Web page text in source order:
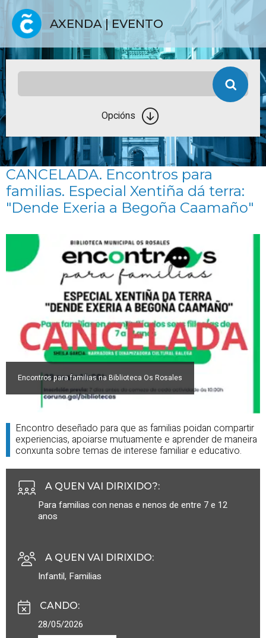
AXENDA | EVENTO
Opcións
CANCELADA. Encontros para
familias. Especial Xentiña dá terra:
"Dende Exeria a Begoña Caamaño"
Encontros para familias na Biblioteca Os Rosales
Encontro deseñado para que as familias poidan compartir
experiencias, apoiarse mutuamente e aprender de maneira
conxunta sobre temas de interese familiar e educativo.
A QUEN VAI DIRIXIDO?:
Para familias con nenas e nenos de entre 7 e 12
anos
A QUEN VAI DIRIXIDO:
Infantil, Familias
CANDO:
28/05/2026